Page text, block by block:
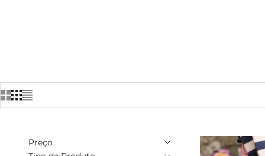
Preço